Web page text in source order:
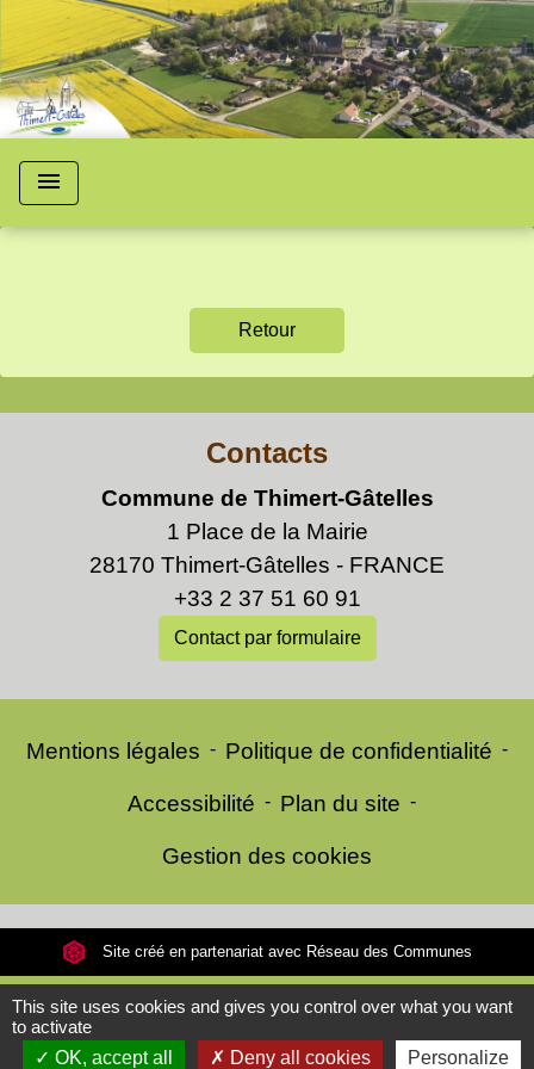
menu
Retour
Contacts
Commune de Thimert-Gâtelles
1 Place de la Mairie
28170 Thimert-Gâtelles - FRANCE
+33 2 37 51 60 91
Contact par formulaire
Mentions légales - Politique de confidentialité -
Accessibilité - Plan du site -
Gestion des cookies
Site créé en partenariat avec Réseau des Communes
This site uses cookies and gives you control over what you want
to activate
OK, accept all
Deny all cookies Personalize